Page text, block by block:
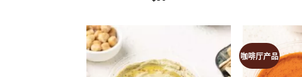
咖啡厅产品